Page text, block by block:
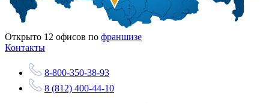
Открыто 12 офисов по франшизе
Контакты
8-800-350-38-93
8 (812) 400-44-10